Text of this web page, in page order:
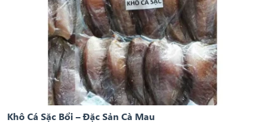
Khô Cá Sặc Bổi – Đặc Sản Cà Mau